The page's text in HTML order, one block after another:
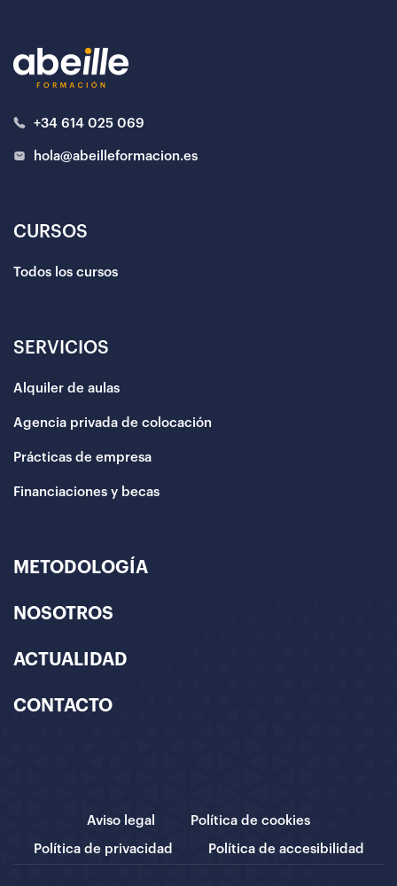
+34 614 025 069
hola@abeilleformacion.es
CURSOS
Todos los cursos
SERVICIOS
Alquiler de aulas
Agencia privada de colocación
Prácticas de empresa
Financiaciones y becas
METODOLOGÍA
NOSOTROS
ACTUALIDAD
CONTACTO
Aviso legal Política de cookies
Política de privacidad Política de accesibilidad